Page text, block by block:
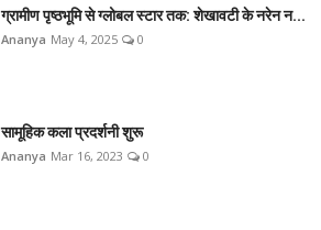
ग्रामीण पृष्ठभूमि से ग्लोबल स्टार तक: शेखावटी के नरेन न...
Ananya May 4, 2025 0
सामूहिक कला प्रदर्शनी शुरू
Ananya Mar 16, 2023 0